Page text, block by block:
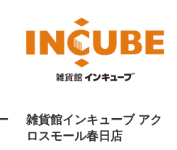
雑貨館インキューブ アク
ロスモール春日店